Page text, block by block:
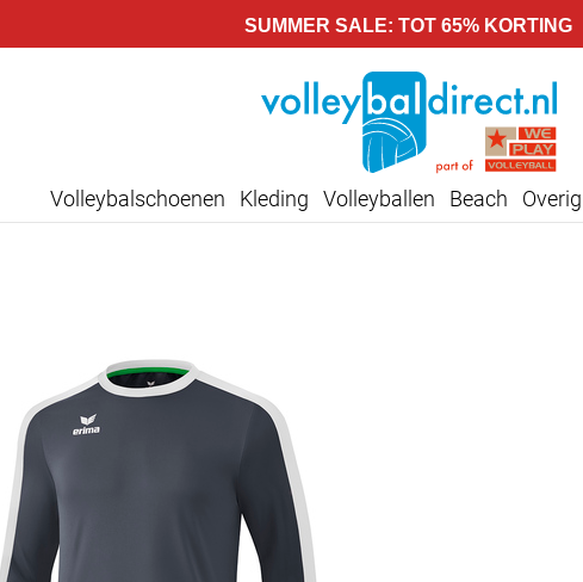
SUMMER SALE: TOT 65% KORTING
Volleybalschoenen Kleding Volleyballen Beach Overig